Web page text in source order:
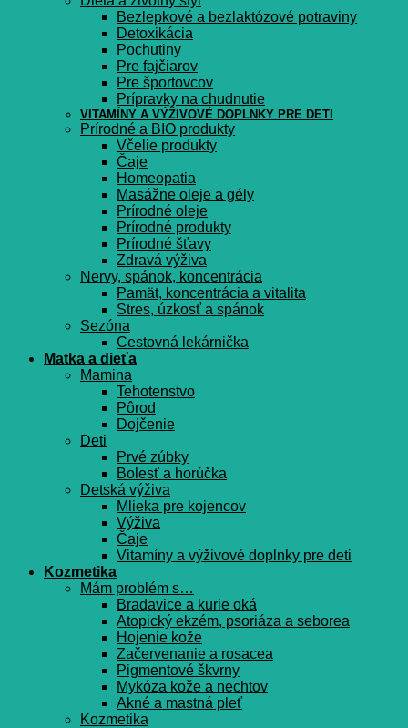
Bezlepkové a bezlaktózové potraviny
Detoxikácia
Pochutiny
Pre fajčiarov
Pre športovcov
Prípravky na chudnutie
VITAMÍNY A VÝŽIVOVÉ DOPLNKY PRE DETI
Prírodné a BIO produkty
Včelie produkty
Čaje
Homeopatia
Masážne oleje a gély
Prírodné oleje
Prírodné produkty
Prírodné šťavy
Zdravá výživa
Nervy, spánok, koncentrácia
Pamät, koncentrácia a vitalita
Stres, úzkosť a spánok
Sezóna
Cestovná lekárnička
Matka a dieťa
Mamina
Tehotenstvo
Pôrod
Dojčenie
Deti
Prvé zúbky
Bolesť a horúčka
Detská výživa
Mlieka pre kojencov
Výživa
Čaje
Vitamíny a výživové doplnky pre deti
Kozmetika
Mám problém s…
Bradavice a kurie oká
Atopický ekzém, psoriáza a seborea
Hojenie kože
Začervenanie a rosacea
Pigmentové škvrny
Mykóza kože a nechtov
Akné a mastná pleť
Kozmetika